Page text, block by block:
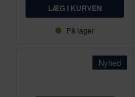
På lager
Nyhed